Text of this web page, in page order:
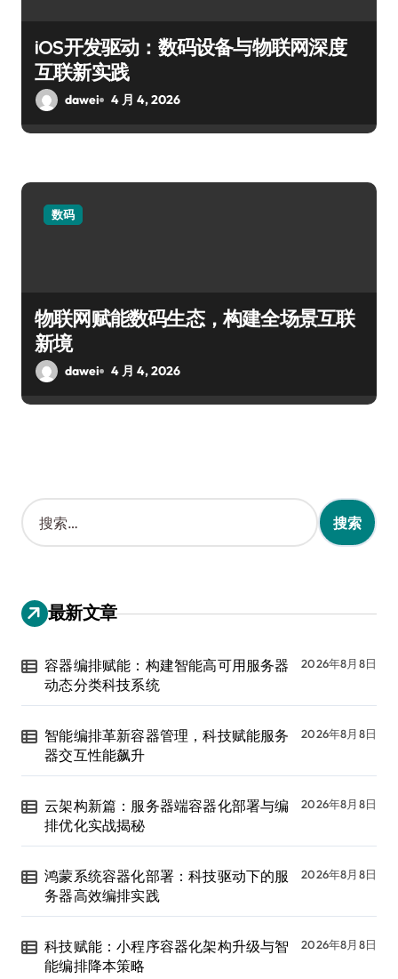
iOS开发驱动：数码设备与物联网深度
互联新实践
dawei 4 月 4, 2026
数码
物联网赋能数码生态，构建全场景互联
新境
dawei 4 月 4, 2026
搜
索
：
最新文章
容器编排赋能：构建智能高可用服务器
动态分类科技系统
2026年8月8日
智能编排革新容器管理，科技赋能服务
器交互性能飙升
2026年8月8日
云架构新篇：服务器端容器化部署与编
排优化实战揭秘
2026年8月8日
鸿蒙系统容器化部署：科技驱动下的服
务器高效编排实践
2026年8月8日
科技赋能：小程序容器化架构升级与智
能编排降本策略
2026年8月8日